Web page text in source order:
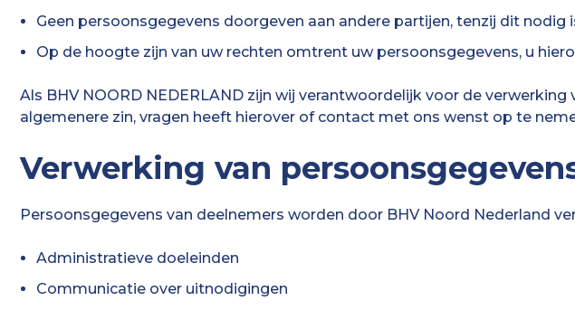
Geen persoonsgegevens doorgeven aan andere partijen, tenzij dit
Op de hoogte zijn van uw rechten omtrent uw persoonsgegevens, u
Als BHV NOORD NEDERLAND zijn wij verantwoordelijk voor de
algemenere zin, vragen heeft hierover of contact met ons wenst op te
Verwerking van
Persoonsgegevens van deelnemers worden door BHV Noord Nederland
Administratieve doeleinden
Communicatie over uitnodigingen